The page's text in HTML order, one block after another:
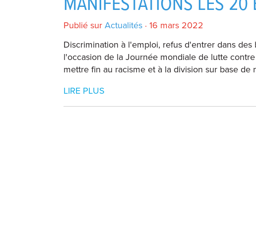
Publié sur Actualités· 16 mars 2022
Discrimination à l'emploi, refus d'entrer dans
l'occasion de la Journée mondiale de lutte
mettre fin au racisme et à la division sur base de
LIRE PLUS